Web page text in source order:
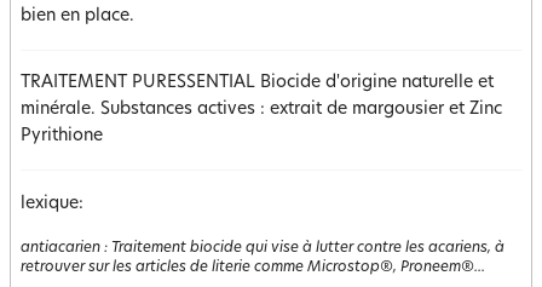
bien en place.
TRAITEMENT PURESSENTIAL Biocide d'origine naturelle et
minérale. Substances actives : extrait de margousier et Zinc
Pyrithione
lexique:
antiacarien : Traitement biocide qui vise à lutter contre les acariens, à
retrouver sur les articles de literie comme Microstop®, Proneem®...